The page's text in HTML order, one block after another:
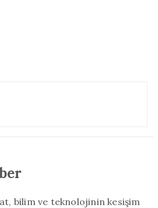
bilim ve teknolojinin kesişim